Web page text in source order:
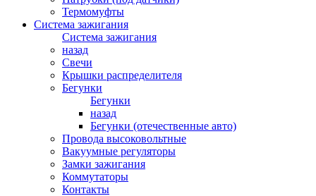
Термомуфты
Система зажигания
Система зажигания
назад
Свечи
Крышки распределителя
Бегунки
Бегунки
назад
Бегунки (отечественные авто)
Провода высоковольтные
Вакуумные регуляторы
Замки зажигания
Коммутаторы
Контакты